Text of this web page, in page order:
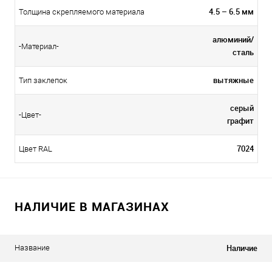
Толщина скрепляемого материала 4.5 – 6.5 мм
-Материал-
алюминий/
сталь
Тип заклепок вытяжные
-Цвет-
серый
графит
Цвет RAL 7024
НАЛИЧИЕ В МАГАЗИНАХ
Название Наличие